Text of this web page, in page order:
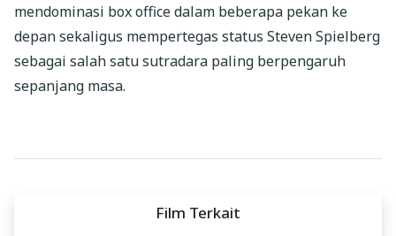
mendominasi box office dalam beberapa pekan ke
depan sekaligus mempertegas status Steven Spielberg
sebagai salah satu sutradara paling berpengaruh
sepanjang masa.
Film Terkait